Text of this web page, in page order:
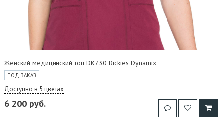
Женский медицинский топ DK730 Dickies Dynamix
ПОД ЗАКАЗ
Доступно в 5 цветах
6 200 руб.